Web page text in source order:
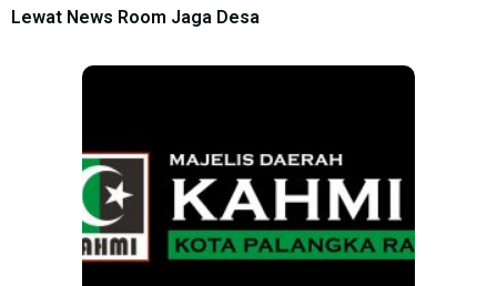
Lewat News Room Jaga Desa